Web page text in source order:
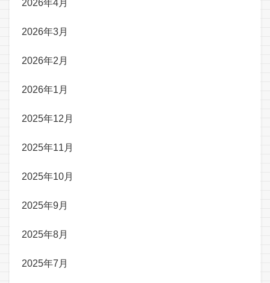
2026年4月
2026年3月
2026年2月
2026年1月
2025年12月
2025年11月
2025年10月
2025年9月
2025年8月
2025年7月